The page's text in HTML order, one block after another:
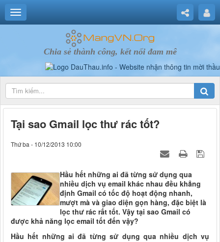
Chia sẻ thành công, kết nối đam mê
Tại sao Gmail lọc thư rác tốt?
Thứ ba - 10/12/2013 10:00
Hầu hết những ai đã từng sử dụng qua
nhiều dịch vụ email khác nhau đều khẳng
định Gmail có tốc độ hoạt động nhanh,
mượt mà và giao diện gọn hàng, đặc biệt là
lọc thư rác rất tốt. Vậy tại sao Gmail có
được khả năng lọc email tốt đến vậy?
Hầu hết những ai đã từng sử dụng qua nhiều dịch vụ